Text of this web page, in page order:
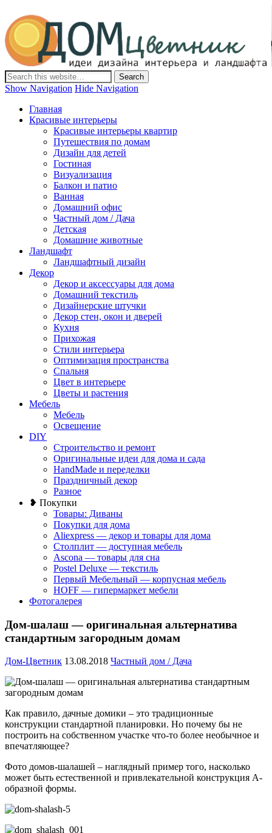
Дом-Цветник
Дизайн интерьера и ландшафта, декор и обустройство дома.
Идеи со всего мира.
Show Navigation Hide Navigation
Главная
Красивые интерьеры
Красивые интерьеры квартир
Путешествия по домам
Дизайн для детей
Гостиная
Визуализация
Балкон и патио
Ванная
Домашний офис
Частный дом / Дача
Детская
Домашние животные
Ландшафт
Ландшафтный дизайн
Декор
Декор и аксессуары для дома
Домашний текстиль
Дизайнерские штучки
Декор стен, окон и дверей
Кухня
Прихожая
Стили интерьера
Оптимизация пространства
Спальня
Цвет в интерьере
Цветы и растения
Мебель
Мебель
Освещение
DIY
Строительство и ремонт
Оригинальные идеи для дома и сада
HandMade и переделки
Праздничный декор
Разное
❥ Покупки
Товары: Диваны
Покупки для дома
Aliexpress — декор и товары для дома
Столплит — доступная мебель
Ascona — товары для сна
Postel Deluxe — текстиль
Первый Мебельный — корпусная мебель
HOFF — гипермаркет мебели
Фотогалерея
Дом-шалаш — оригинальная альтернатива
стандартным загородным домам
Дом-Цветник 13.08.2018 Частный дом / Дача
Как правило, дачные домики – это традиционные
конструкции стандартной планировки. Но почему бы не
построить на собственном участке что-то более необычное и
впечатляющее?
Фото домов-шалашей – наглядный пример того, насколько
может быть естественной и привлекательной конструкция А-
образной формы.